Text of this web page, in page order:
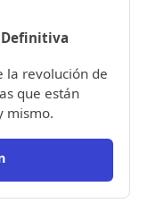
Definitiva
la revolución de
que están
mismo.